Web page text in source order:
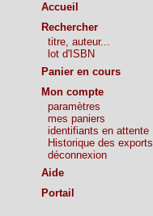
Accueil
Rechercher
titre, auteur...
lot d'ISBN
Panier en cours
Mon compte
paramètres
mes paniers
identifiants en attente
Historique des exports
déconnexion
Aide
Portail